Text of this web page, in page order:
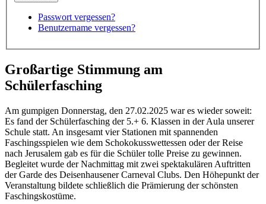
Passwort vergessen?
Benutzername vergessen?
Großartige Stimmung am
Schülerfasching
Am gumpigen Donnerstag, den 27.02.2025 war es wieder soweit:
Es fand der Schülerfasching der 5.+ 6. Klassen in der Aula unserer
Schule statt. An insgesamt vier Stationen mit spannenden
Faschingsspielen wie dem Schokokusswettessen oder der Reise
nach Jerusalem gab es für die Schüler tolle Preise zu gewinnen.
Begleitet wurde der Nachmittag mit zwei spektakulären Auftritten
der Garde des Deisenhausener Carneval Clubs. Den Höhepunkt der
Veranstaltung bildete schließlich die Prämierung der schönsten
Faschingskostüme.